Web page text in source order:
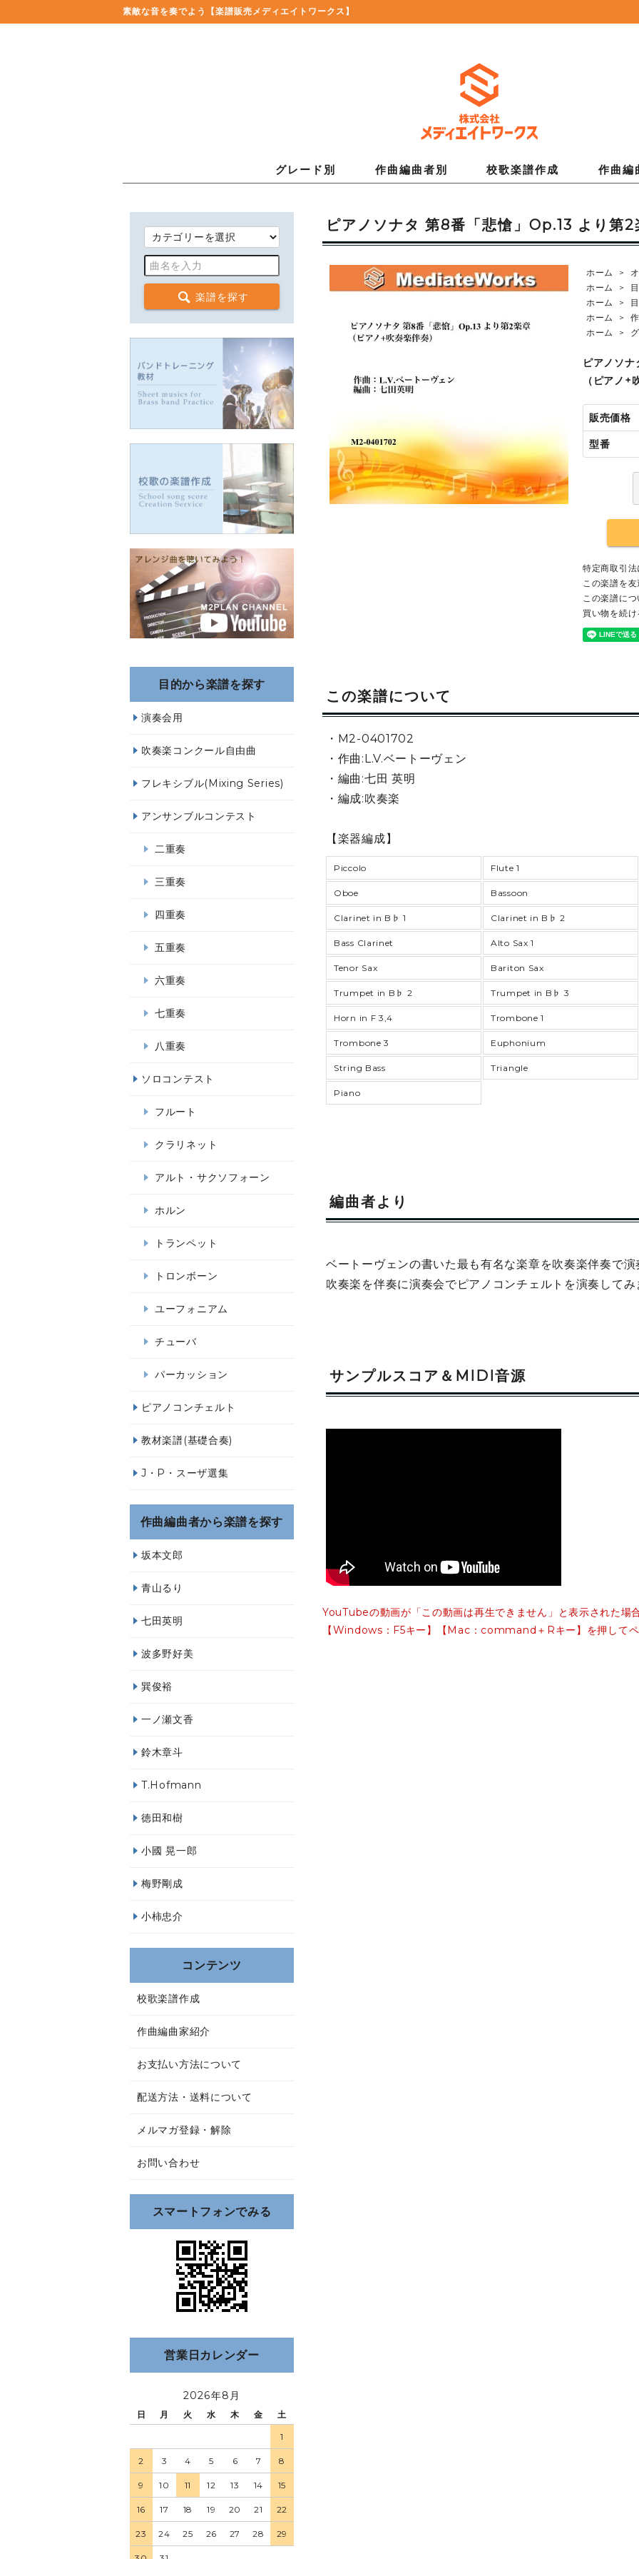
素敵な音を奏でよう 【楽譜販売メディエイトワークス】
グレード別 作曲編曲者別 校歌楽譜作成 作曲編
ピアノソナタ 第8番「悲愴」Op.13 より第2
ホーム >
ホーム
>
ホーム
>
ホーム
>
ホーム
>
ピアノソ
（ピアノ+
販売価格
型番
特定商取引
この楽譜を
この楽譜に
買い物を続け
この楽譜について
・M2-0401702
・作曲:L.V.ベートーヴェン
・編曲:七田 英明
・編成:吹奏楽
【楽器編成】
Piccolo Flute 1
Oboe Bassoon
Clarinet in B♭ 1 Clarinet in B♭ 2
Bass Clarinet Alto Sax 1
Tenor Sax Bariton Sax
Trumpet in B♭ 2 Trumpet in B♭ 3
Horn in F 3,4 Trombone 1
Trombone 3 Euphonium
String Bass Triangle
Piano
編曲者より
ベートーヴェンの書いた最も有名な楽章を吹奏楽伴奏で演
吹奏楽を伴奏に演奏会でピアノコンチェルトを演奏してみ
サンプルスコア＆MIDI音源
YouTubeの動画が「この動画は再生できません」と表示された場合
【Windows：F5キー】【Mac：command＋Rキー】を押してペ
楽譜を探す
目的から楽譜を探す
演奏会用
吹奏楽コンクール自由曲
フレキシブル(Mixing Series)
アンサンブルコンテスト
二重奏
三重奏
四重奏
五重奏
六重奏
七重奏
八重奏
ソロコンテスト
フルート
クラリネット
アルト・サクソフォーン
ホルン
トランペット
トロンボーン
ユーフォニアム
チューバ
パーカッション
ピアノコンチェルト
教材楽譜(基礎合奏)
J・P・スーザ選集
作曲編曲者から楽譜を探す
坂本文郎
青山るり
七田英明
波多野好美
巽俊裕
一ノ瀬文香
鈴木章斗
T.Hofmann
徳田和樹
小國 晃一郎
梅野剛成
小柿忠介
コンテンツ
校歌楽譜作成
作曲編曲家紹介
お支払い方法について
配送方法・送料について
メルマガ登録・解除
お問い合わせ
スマートフォンでみる
営業日カレンダー
2026年8月
日 月 火 水 木 金 土
1
2 3 4 5 6 7 8
9 10 11 12 13 14 15
16 17 18 19 20 21 22
23 24 25 26 27 28 29